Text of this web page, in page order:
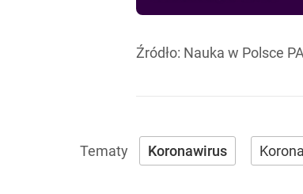
Źródło: Nauka w Polsce
Koronawirus